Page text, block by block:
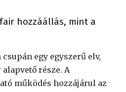
hozzáállás, mint a
egy egyszerű elv,
része. A
működés hozzájárul az